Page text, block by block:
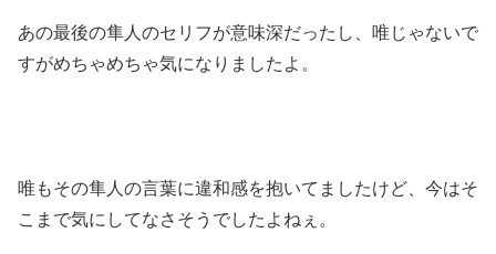
あの最後の隼人のセリフが意味深だったし、唯じゃないで
すがめちゃめちゃ気になりましたよ。
唯もその隼人の言葉に違和感を抱いてましたけど、今はそ
こまで気にしてなさそうでしたよねぇ。